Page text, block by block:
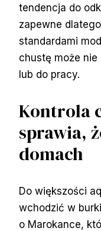
tendencja do
zapewne
standardami
chustę może nie
lub do pracy.
Kontrola
sprawia,
domach
Do większości
wchodzić w
o Marokance,